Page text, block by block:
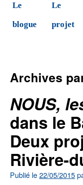
Le
blogue
Le
projet
Archives
NOUS,
dans le
Deux
Rivière-
Publié le22/05/2015